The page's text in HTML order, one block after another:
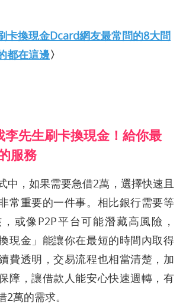
卡換現金Dcard網友最常問的8大問
都在這邊〉
李先生刷卡換現金！給你最
服務
中，如果需要急借2萬，選擇快速且
常重要的一件事。相比銀行需要等
或像P2P平台可能潛藏高風險，
現金」能讓你在最短的時間內取得
費透明，交易流程也相當清楚，加
障，讓借款人能安心快速週轉，有
萬的需求。